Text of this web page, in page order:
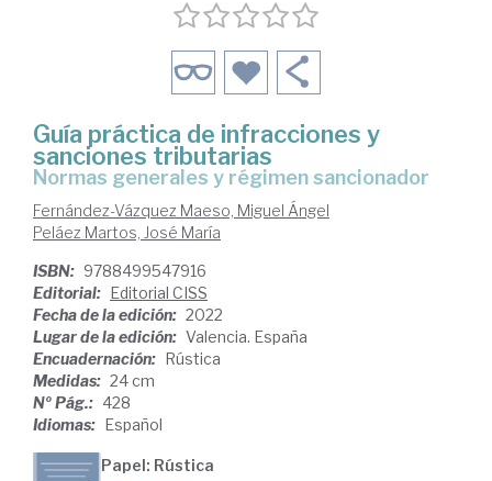
Guía práctica de infracciones y
sanciones tributarias
normas generales y régimen sancionador
Fernández-Vázquez Maeso, Miguel Ángel
Peláez Martos, José María
ISBN: 9788499547916
Editorial: Editorial CISS
Fecha de la edición: 2022
Lugar de la edición: Valencia. España
Encuadernación: Rústica
Medidas: 24 cm
Nº Pág.: 428
Idiomas: Español
Papel: Rústica